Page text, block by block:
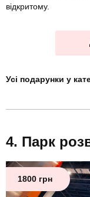
відкритому.
Усі подарунки у
Парк
1800 грн